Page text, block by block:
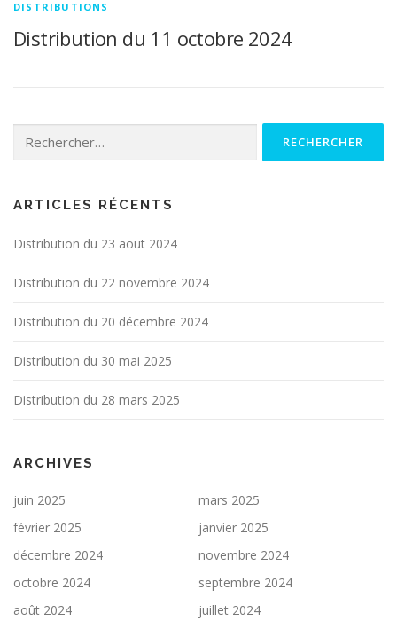
DISTRIBUTIONS
Distribution du 11 octobre 2024
ARTICLES RÉCENTS
Distribution du 23 aout 2024
Distribution du 22 novembre 2024
Distribution du 20 décembre 2024
Distribution du 30 mai 2025
Distribution du 28 mars 2025
ARCHIVES
juin 2025
mars 2025
février 2025
janvier 2025
décembre 2024
novembre 2024
octobre 2024
septembre 2024
août 2024
juillet 2024